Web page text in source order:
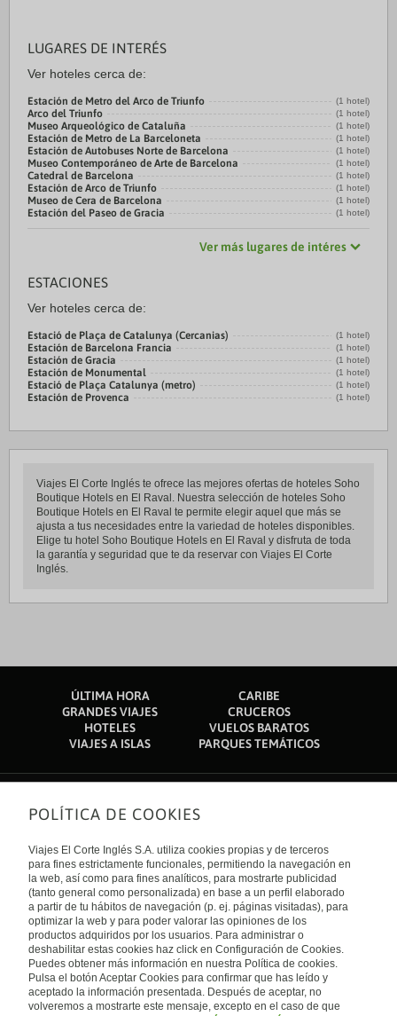
LUGARES DE INTERÉS
Ver hoteles cerca de:
Estación de Metro del Arco de Triunfo (1 hotel)
Arco del Triunfo (1 hotel)
Museo Arqueológico de Cataluña (1 hotel)
Estación de Metro de La Barceloneta (1 hotel)
Estación de Autobuses Norte de Barcelona (1 hotel)
Museo Contemporáneo de Arte de Barcelona (1 hotel)
Catedral de Barcelona (1 hotel)
Estación de Arco de Triunfo (1 hotel)
Museo de Cera de Barcelona (1 hotel)
Estación del Paseo de Gracia (1 hotel)
Ver más lugares de intéres
ESTACIONES
Ver hoteles cerca de:
Estació de Plaça de Catalunya (Cercanias) (1 hotel)
Estación de Barcelona Francia (1 hotel)
Estación de Gracia (1 hotel)
Estación de Monumental (1 hotel)
Estació de Plaça Catalunya (metro) (1 hotel)
Estación de Provenca (1 hotel)
Viajes El Corte Inglés te ofrece las mejores ofertas de hoteles Soho
Boutique Hotels en El Raval. Nuestra selección de hoteles Soho
Boutique Hotels en El Raval te permite elegir aquel que más se
ajusta a tus necesidades entre la variedad de hoteles disponibles.
Elige tu hotel Soho Boutique Hotels en El Raval y disfruta de toda
la garantía y seguridad que te da reservar con Viajes El Corte
Inglés.
ÚLTIMA HORA
CARIBE
GRANDES VIAJES
CRUCEROS
HOTELES
VUELOS BARATOS
VIAJES A ISLAS
PARQUES TEMÁTICOS
Sobre nosotros
Quiénes somos
Financiación
Sostenibilidad
Turismo accesible
Tarjeta El Corte Inglés
Trabaja con nosotros
El Corte Inglés
Canal Ético
Enlaces de interés
Guías de viaje
Catálogos
Auto check-in
Condiciones Generales
Política de privacidad
Política de cookies
Accesibilidad
Empresas/ Grupos
Internacional
España
Visita nuestro blog
POLÍTICA DE COOKIES
Viajes El Corte Inglés S.A. utiliza cookies propias y de terceros
para fines estrictamente funcionales, permitiendo la navegación en
la web, así como para fines analíticos, para mostrarte publicidad
(tanto general como personalizada) en base a un perfil elaborado
a partir de tu hábitos de navegación (p. ej. páginas visitadas), para
optimizar la web y para poder valorar las opiniones de los
productos adquiridos por los usuarios. Para administrar o
deshabilitar estas cookies haz click en Configuración de Cookies.
Puedes obtener más información en nuestra Política de cookies.
Pulsa el botón Aceptar Cookies para confirmar que has leído y
aceptado la información presentada. Después de aceptar, no
volveremos a mostrarte este mensaje, excepto en el caso de que